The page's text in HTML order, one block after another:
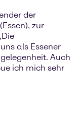
der
zur
als Essener
Auch
ich mich sehr